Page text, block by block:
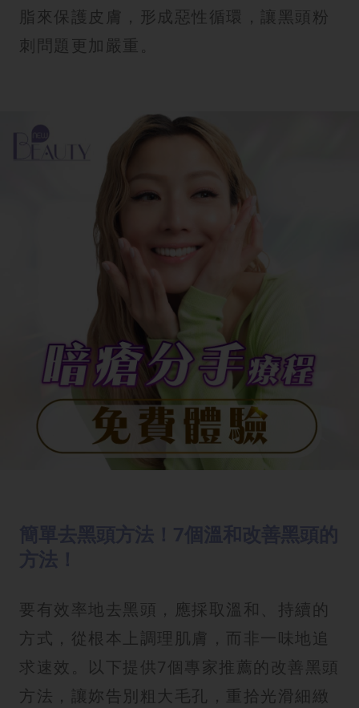
脂來保護皮膚，形成惡性循環，讓黑頭粉
刺問題更加嚴重。
要有效率地去黑頭，應採取溫和、持續的
方式，從根本上調理肌膚，而非一味地追
求速效。以下提供7個專家推薦的改善黑頭
方法，讓妳告別粗大毛孔，重拾光滑細緻